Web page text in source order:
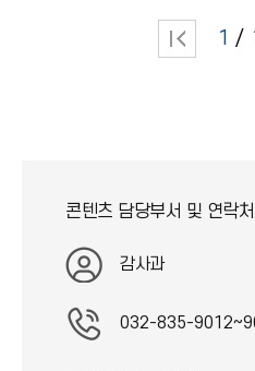
1
콘텐츠 담당부서 및 연락처
감사과
032-835-